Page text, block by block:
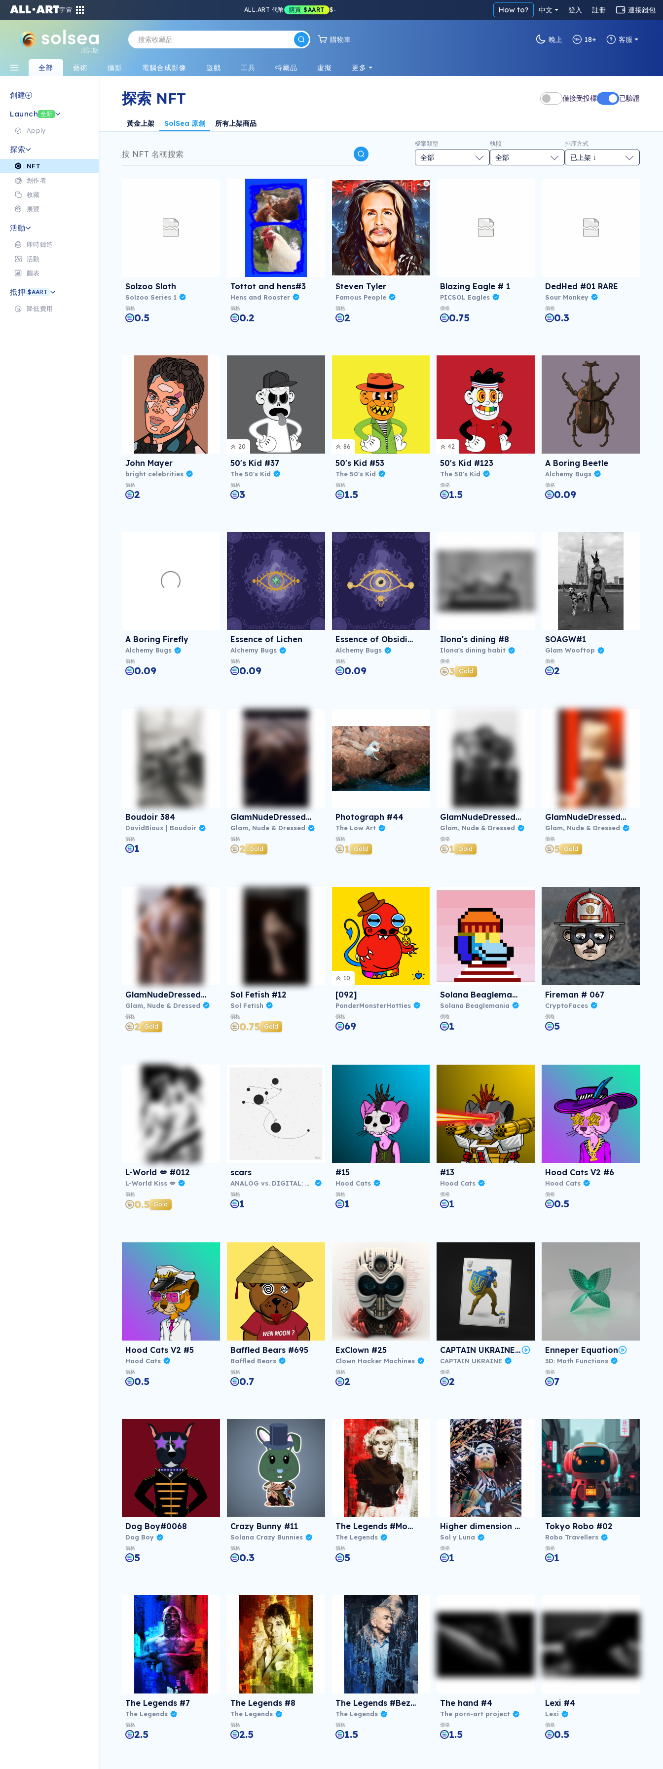
宇宙 ALL.ART 代幣 購買 $AART $- How to? 中文 登入 註冊 連接錢包
測試版
購物車 晚上 18+ 客服
全部 藝術 攝影 電腦合成影像 遊戲 工具 特藏品 虛擬 更多
創建
Launch 全新
Apply
探索
NFT
創作者
收藏
展覽
活動
即時鑄造
活動
圖表
抵押 $AART
降低費用
探索 NFT 僅接受投標 已驗證
黃金上架 SolSea 原創 所有上架商品
檔案類型 執照 排序方式
Solzoo Sloth
Solzoo Series 1
價格
0.5
Tottot and hens#3
Hens and Rooster
價格
0.2
Steven Tyler
Famous People
價格
2
Blazing Eagle # 1
PICSOL Eagles
價格
0.75
DedHed #01 RARE
Sour Monkey
價格
0.3
John Mayer
bright celebrities
價格
2
20
50's Kid #37
The 50's Kid
價格
3
86
50's Kid #53
The 50's Kid
價格
1.5
42
50's Kid #123
The 50's Kid
價格
1.5
A Boring Beetle
Alchemy Bugs
價格
0.09
A Boring Firefly
Alchemy Bugs
價格
0.09
Essence of Lichen
Alchemy Bugs
價格
0.09
Essence of Obsidian
Alchemy Bugs
價格
0.09
Ilona's dining #8
Ilona's dining habit
價格
3 Gold
SOAGW#1
Glam Wooftop
價格
2
Boudoir 384
DavidBioux | Boudoir
價格
1
GlamNudeDressed#0052
Glam, Nude & Dressed
價格
2 Gold
Photograph #44
The Low Art
價格
1 Gold
GlamNudeDressed#0041
Glam, Nude & Dressed
價格
1 Gold
GlamNudeDressed#0018
Glam, Nude & Dressed
價格
5 Gold
GlamNudeDressed#0004
Glam, Nude & Dressed
價格
2 Gold
Sol Fetish #12
Sol Fetish
價格
0.75 Gold
10
[092]
PonderMonsterHotties
價格
69
Solana Beaglemania #0199
Solana Beaglemania
價格
1
Fireman # 067
CryptoFaces
價格
5
L-World 💋 #012
L-World Kiss 💋
價格
0.5 Gold
scars
ANALOG vs. DIGITAL: Virtual NFT Exhibition
價格
1
#15
Hood Cats
價格
1
#13
Hood Cats
價格
1
Hood Cats V2 #6
Hood Cats
價格
0.5
Hood Cats V2 #5
Hood Cats
價格
0.5
Baffled Bears #695
Baffled Bears
價格
0.7
ExClown #25
Clown Hacker Machines
價格
2
CAPTAIN UKRAINE AAA
CAPTAIN UKRAINE
價格
2
Enneper Equation
3D: Math Functions
價格
7
Dog Boy#0068
Dog Boy
價格
5
Crazy Bunny #11
Solana Crazy Bunnies
價格
0.3
The Legends #Monroe
The Legends
價格
5
Higher dimension #3
Sol y Luna
價格
1
Tokyo Robo #02
Robo Travellers
價格
1
The Legends #7
The Legends
價格
2.5
The Legends #8
The Legends
價格
2.5
The Legends #Bezos
The Legends
價格
1.5
The hand #4
The porn-art project
價格
1.5
Lexi #4
Lexi
價格
0.5